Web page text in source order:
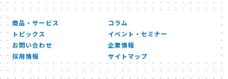
商品・サービス
コラム
トピックス
イベント・セミナー
お問い合わせ
企業情報
採用情報
サイトマップ